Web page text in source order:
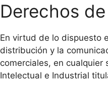
Derechos
En virtud de lo dispuesto
distribución y la
comerciales, en cualquier
Intelectual e Industrial